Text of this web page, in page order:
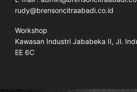
rudy@brensoncitraabadi.co.id
Workshop
Kawasan Industri Jababeka II, Jl.
EE 6C